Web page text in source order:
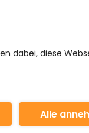
inkl.
dabei, diese